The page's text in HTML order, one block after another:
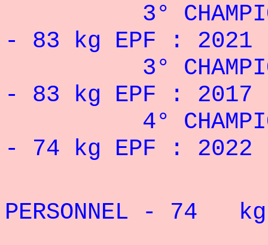
3°
- 83 kg EPF : 2021
3°
- 83 kg EPF : 2017
4°
- 74 kg EPF : 2022
PERSONNEL - 74